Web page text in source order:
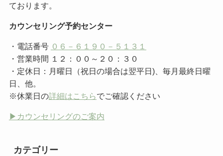
ております。
カウンセリング予約センター
・電話番号 ０６－６１９０－５１３１
・営業時間 １２：００～２０：３０
・定休日：月曜日（祝日の場合は翌平日)、毎月最終日曜
日、他。
※休業日の詳細はこちらでご確認ください
▶︎カウンセリングのご案内
カテゴリー